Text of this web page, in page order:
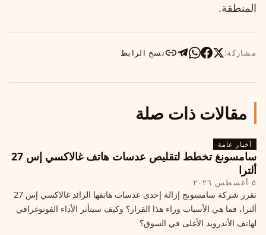
المنطقة.
مشاركة: نسخ الرابط
مقالات ذات صلة
أخبار عامة
سامسونغ تخطط لتقليص عدسات هاتف غالاكسي إس 27
ألترا
٥ أغسطس ٢٠٢٦
تقرر شركة سامسونج إزالة إحدى عدسات هاتفها الرائد غالاكسي إس 27
ألترا، فما هي الأسباب وراء هذا القرار؟ وكيف سيتأثر الأداء الفوتوغرافي
لهاتف الأندرويد الأغلى في السوق؟